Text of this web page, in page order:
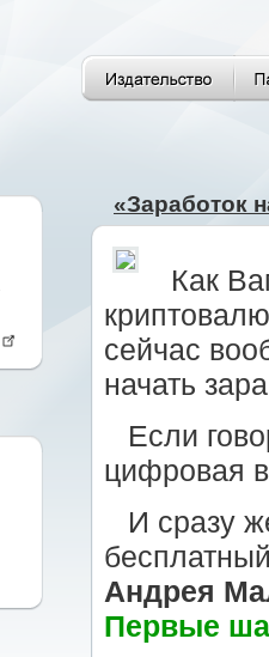
«Заработок
Как
сейчас
начать
Если
цифровая
И сразу
Андрея
Первые